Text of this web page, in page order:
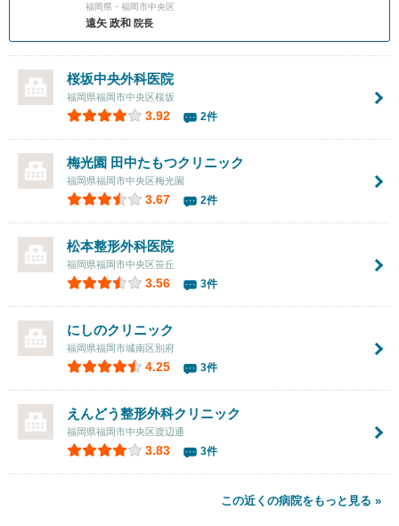
福岡県・福岡市中央区
遠矢 政和 院長
桜坂中央外科医院
福岡県福岡市中央区桜坂
3.92 2件
梅光園 田中たもつクリニック
福岡県福岡市中央区梅光園
3.67 2件
松本整形外科医院
福岡県福岡市中央区笹丘
3.56 3件
にしのクリニック
福岡県福岡市城南区別府
4.25 3件
えんどう整形外科クリニック
福岡県福岡市中央区渡辺通
3.83 3件
この近くの病院をもっと見る »